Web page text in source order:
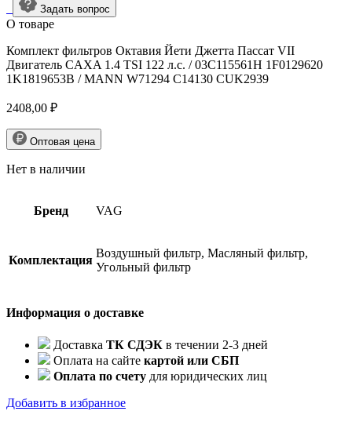
Задать вопрос
О товарe
Комплект фильтров Октавия Йети Джетта Пассат VII
Двигатель CAXA 1.4 TSI 122 л.с. / 03C115561H 1F0129620
1K1819653B / MANN W71294 C14130 CUK2939
2408,00 ₽
Оптовая цена
Нет в наличии
Бренд VAG
Комплектация
Воздушный фильтр, Масляный фильтр,
Угольный фильтр
Информация о доставке
Доставка ТК СДЭК в течении 2-3 дней
Оплата на сайте картой или СБП
Оплата по счету для юридических лиц
Добавить в избранное